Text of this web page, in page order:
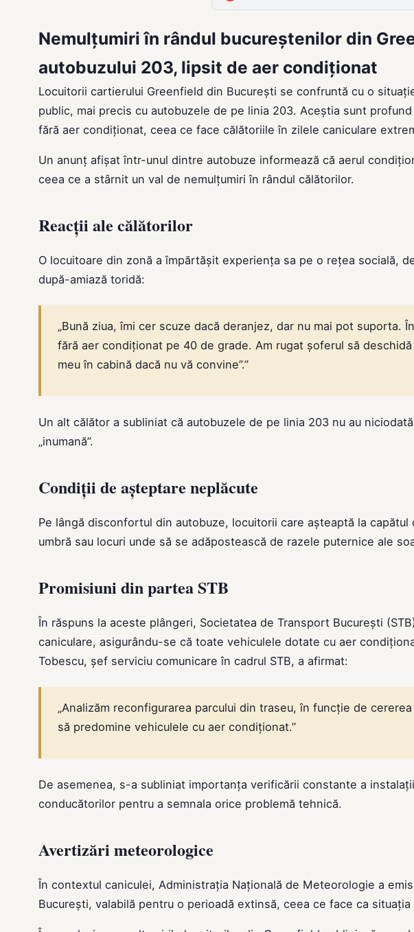
Nemulțumiri în rândul bucureștenilor din
autobuzului 203, lipsit de aer condiționat
Locuitorii cartierului Greenfield din București se confruntă cu o
public, mai precis cu autobuzele de pe linia 203. Aceștia sunt
fără aer condiționat, ceea ce face călătoriile în zilele caniculare
Un anunț afișat într-unul dintre autobuze informează că aerul
ceea ce a stârnit un val de nemulțumiri în rândul călătorilor.
Reacții ale călătorilor
O locuitoare din zonă a împărtășit experiența sa pe o rețea socială,
după-amiază toridă:
„Bună ziua, îmi cer scuze dacă deranjez, dar nu mai pot suporta.
fără aer condiționat pe 40 de grade. Am rugat șoferul să
meu în cabină dacă nu vă convine”.”
Un alt călător a subliniat că autobuzele de pe linia 203 nu au
„inumană”.
Condiții de așteptare neplăcute
Pe lângă disconfortul din autobuze, locuitorii care așteaptă la
umbră sau locuri unde să se adăpostească de razele puternice ale
Promisiuni din partea STB
În răspuns la aceste plângeri, Societatea de Transport București
caniculare, asigurându-se că toate vehiculele dotate cu aer
Tobescu, șef serviciu comunicare în cadrul STB, a afirmat:
„Analizăm reconfigurarea parcului din traseu, în funcție de
să predomine vehiculele cu aer condiționat.”
De asemenea, s-a subliniat importanța verificării constante a
conducătorilor pentru a semnala orice problemă tehnică.
Avertizări meteorologice
În contextul caniculei, Administrația Națională de Meteorologie a
București, valabilă pentru o perioadă extinsă, ceea ce face ca